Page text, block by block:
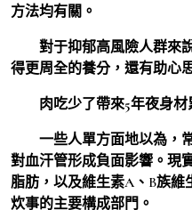
方法均有關。
對于抑郁高風險人群來
得更周全的養分，還有助心
肉吃少了帶來5年夜身材
一些人單方面地以為，
對血汗管形成負面影響。現
脂肪，以及維生素A、B族
炊事的主要構成部門。